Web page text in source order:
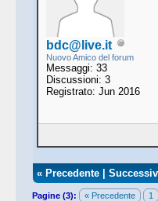
bdc@live.it
Nuovo Amico del forum
Messaggi: 33
Discussioni: 3
Registrato: Jun 2016
« Precedente|
Pagine (3): « Precedente 1